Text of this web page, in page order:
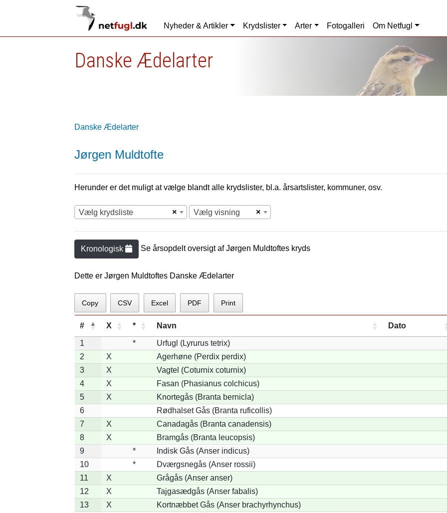
Nyheder & Artikler Krydslister Arter Fotogalleri Om Netfugl
Danske Ædelarter
Danske Ædelarter
Jørgen Muldtofte
Herunder er det muligt at vælge blandt alle krydslister, bl.a. årsartslister, kommuner, osv.
×
Vælg krydsliste ×
Vælg visning
Kronologisk Se årsopdelt oversigt afJørgen Muldtoftes kryds
Dette er Jørgen Muldtoftes Danske Ædelarter
Copy CSV Excel PDF Print
# X * Navn Dato
1 *
Urfugl (Lyrurus tetrix)
2
X
Agerhøne (Perdix perdix)
3
X
Vagtel (Coturnix coturnix)
4
X
Fasan (Phasianus colchicus)
5
X
Knortegås (Branta bernicla)
6
Rødhalset Gås (Branta ruficollis)
7
X
Canadagås (Branta canadensis)
8
X
Bramgås (Branta leucopsis)
9
*
Indisk Gås (Anser indicus)
10
*
Dværgsnegås (Anser rossii)
11
X
Grågås (Anser anser)
12
X
Tajgasædgås (Anser fabalis)
13
X
Kortnæbbet Gås (Anser brachyrhynchus)